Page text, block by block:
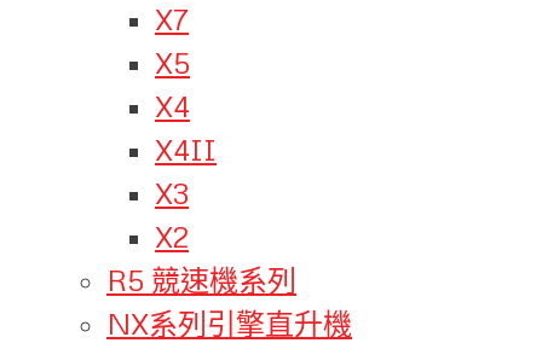
X7
X5
X4
X4II
X3
X2
R5 競速機系列
NX系列引擎直升機